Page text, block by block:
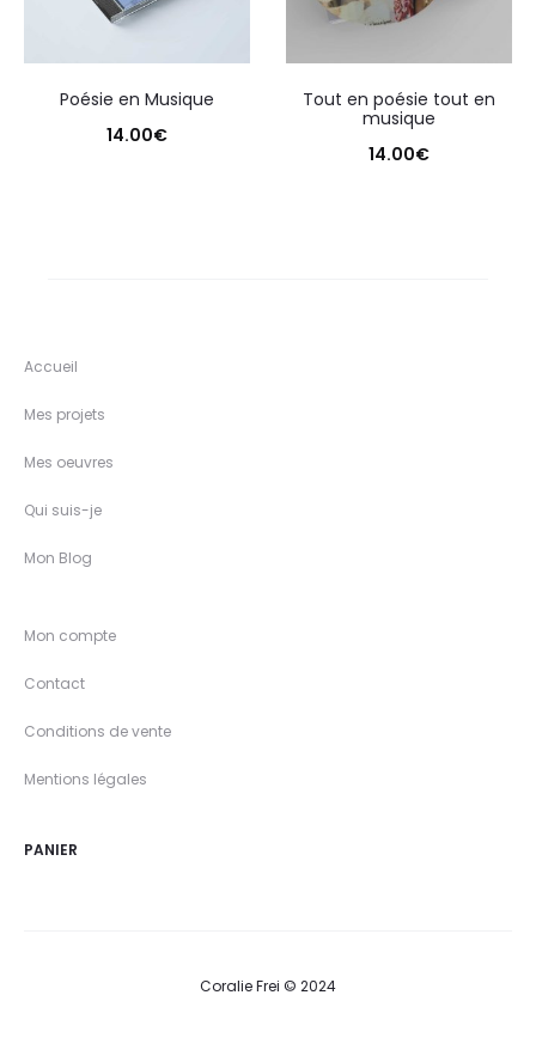
Poésie en Musique
14.00€
Tout en poésie tout en
musique
14.00€
Accueil
Mes projets
Mes oeuvres
Qui suis-je
Mon Blog
Mon compte
Contact
Conditions de vente
Mentions légales
PANIER
Coralie Frei © 2024